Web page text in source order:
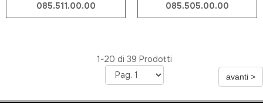
085.511.00.00 085.505.00.00
1-20 di 39 Prodotti